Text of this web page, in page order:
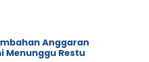
Anggaran
Menunggu Restu